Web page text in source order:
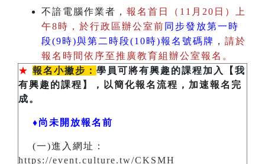
不諳電腦作業者， 報名首日（11月20日）上
午8時，於行政區辦公室前 同步發放第一時
段(9時)與第二時段(10時)報名號碼牌 ， 請於
報名時間依序至推廣教育組辦公室報名。
★ 報名小撇步： 學員可將有興趣的課程加入【我
有興趣的課程】，以簡化報名流程，加速報名完
成。
♦尚未開放報名前
(一)進入網址：
https://event.culture.tw/CKSMH